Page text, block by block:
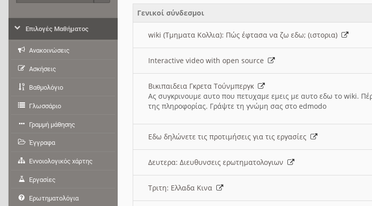
Γενικοί σύνδεσμοι
wiki (Τμηματα Κολλια): Πώς έφτασα να ζω εδω; (ιστορια)
Interactive video with open source
Βικιπαιδεια Γκρετα Τούνμπεργκ
Ας συγκρινουμε αυτο που πετυχαμε εμεις με αυτο εδω το wiki.
της πληροφορίας. Γράψτε τη γνώμη σας στο edmodo
Εδω δηλώνετε τις προτιμήσεις για τις εργασίες
Δευτερα: Διευθυνσεις ερωτηματολογιων
Τριτη: Ελλαδα Κινα
Επιλογές Μαθήματος
Ανακοινώσεις
Ασκήσεις
Βαθμολόγιο
Γλωσσάριο
Γραμμή μάθησης
Έγγραφα
Εννοιολογικός χάρτης
Εργασίες
Ερωτηματολόγια